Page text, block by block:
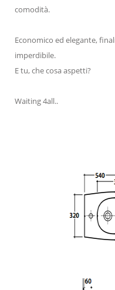
comodità.
Economico ed elegante,
imperdibile.
E tu, che cosa aspetti?
Waiting 4all..